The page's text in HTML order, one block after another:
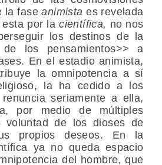
la faseanimista es revelada
esta por lacientífica, no nos
los destinos de la
de los pensamientos>> a
En el estadio animista,
la omnipotencia a sí
la ha cedido a los
seriamente a ella,
por medio de múltiples
voluntad de los dioses de
propios deseos. En la
ya no queda espacio
del hombre, que